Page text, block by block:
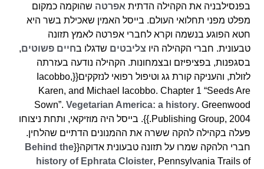
בפנסילבניה את הקהילה הדתית אפרטה שהוקמה כמקום
מפלט מפני תחלואי העולם. בייסל האמין שאכילת בשר היא
חטא הפוגע בנשמה וקרא לחברי אפרטה לאמץ תזונה
טבעונית. חברי הקהילה היו צליבטים שדגלו בחיים פשוטים,
בסגפנות, בפציפיזם ובצמחונות. הקהילה נודעה בעזרתה
לזולת, והעניקה קורת גג וטיפול רפואי לנזקקים{{Iacobbo,
Karen, and Michael Iacobbo. Chapter 1 “Seeds Are
Sown”. Vegetarian America: a history. Greenwood
Publishing Group, 2004.}}. בייסל היה מוזיקאי, ותחת ניצוחו
פעלה בקהילה להקה ששרה את ההמנונים הדתיים שהלחין.
חברי הלהקה שמרו על תזונה טבעונית אדוקה{{Behind the
history of Ephrata Cloister, Pennsylvania Trails of